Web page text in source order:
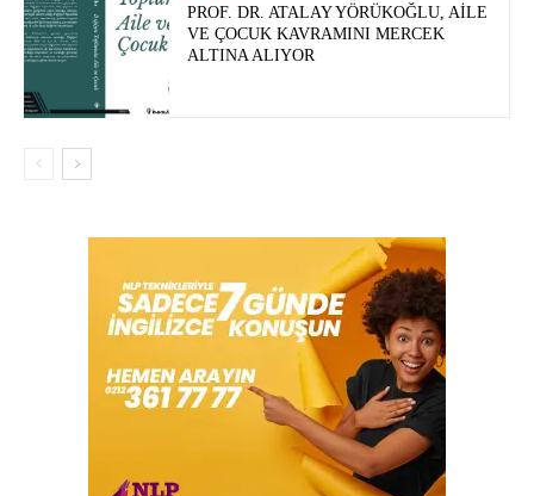
PROF. DR. ATALAY YÖRÜKOĞLU, AILE
VE ÇOCUK KAVRAMINI MERCEK
ALTINA ALIYOR